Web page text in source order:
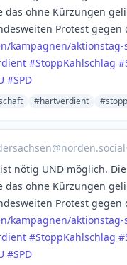
das ohne Kürzungen
Protest
kampagnen/akt
#StoppKahlschlag #
#SPD
#hartverdient
·
ist nötig UND möglich.
das ohne Kürzungen
Protest
kampagnen/akt
#StoppKahlschlag #
#SPD